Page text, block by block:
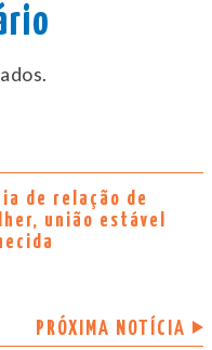
de relação de
união estável
PRÓXIMA NOTÍCIA